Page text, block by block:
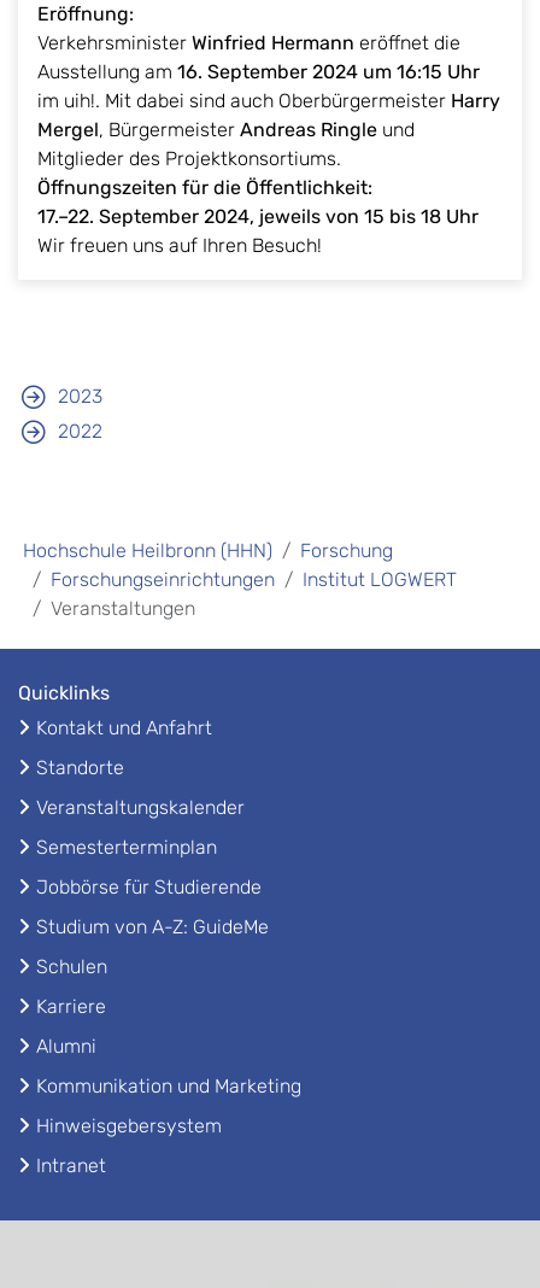
Eröffnung:
Verkehrsminister Winfried Hermann eröffnet die
Ausstellung am 16. September 2024 um 16:15 Uhr
im uih!. Mit dabei sind auch Oberbürgermeister Harry
Mergel, Bürgermeister Andreas Ringle und
Mitglieder des Projektkonsortiums.
Öffnungszeiten für die Öffentlichkeit:
17.–22. September 2024, jeweils von 15 bis 18 Uhr
Wir freuen uns auf Ihren Besuch!
2023
2022
Hochschule Heilbronn (HHN)
Forschung
Forschungseinrichtungen
Institut LOGWERT
Veranstaltungen
Quicklinks
Kontakt und Anfahrt
Standorte
Veranstaltungskalender
Semesterterminplan
Jobbörse für Studierende
Studium von A-Z: GuideMe
Schulen
Karriere
Alumni
Kommunikation und Marketing
Hinweisgebersystem
Intranet